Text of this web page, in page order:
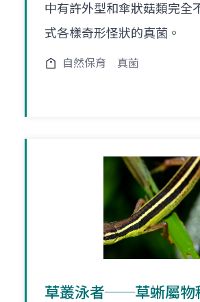
中有許外型和傘狀菇類完全
式各樣奇形怪狀的真菌。
自然保育 真菌
草叢泳者──草蜥屬物